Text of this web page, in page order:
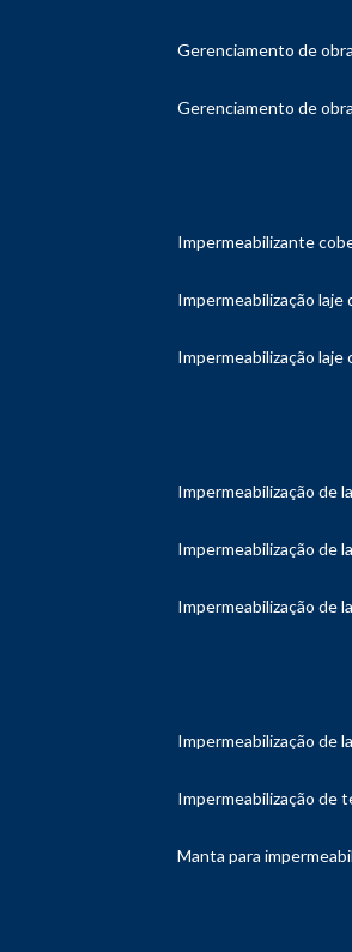
gerenciamento de
gerenciamento de
impermeabilizante
impermeabilização
impermeabilização
impermeabilização de
impermeabilização de
impermeabilização de
impermeabilização de
impermeabilização de
manta para